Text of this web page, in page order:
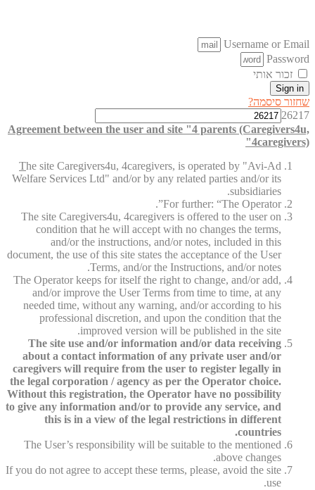
Username or Email
Password
זכור אותי
Sign in
שחזור סיסמה?
26217
Agreement between the user and site "4 parents (Caregivers4u,
4caregivers)"
The site Caregivers4u, 4caregivers, is operated by "Avi-Ad
Welfare Services Ltd" and/or by any related parties and/or its
subsidiaries.
For further: “The Operator”.
The site Caregivers4u, 4caregivers is offered to the user on
condition that he will accept with no changes the terms,
and/or the instructions, and/or notes, included in this
document, the use of this site states the acceptance of the User
Terms, and/or the Instructions, and/or notes.
The Operator keeps for itself the right to change, and/or add,
and/or improve the User Terms from time to time, at any
needed time, without any warning, and/or according to his
professional discretion, and upon the condition that the
improved version will be published in the site.
The site use and/or information and/or data receiving
about a contact information of any private user and/or
caregivers will require from the user to register legally in
the legal corporation / agency as per the Operator choice.
Without this registration, the Operator have no possibility
to give any information and/or to provide any service, and
this is in a view of the legal restrictions in different
countries.
The User’s responsibility will be suitable to the mentioned
above changes.
If you do not agree to accept these terms, please, avoid the site
use.